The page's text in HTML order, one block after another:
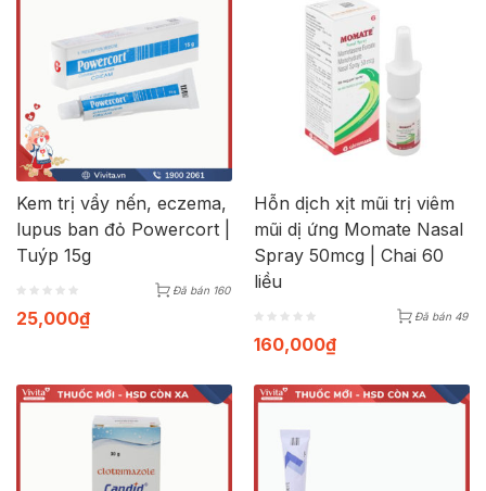
Kem trị vẩy nến, eczema,
lupus ban đỏ Powercort |
Tuýp 15g
Đã bán 160
25,000₫
Hỗn dịch xịt mũi trị viêm
mũi dị ứng Momate Nasal
Spray 50mcg | Chai 60
liều
Đã bán 49
160,000₫